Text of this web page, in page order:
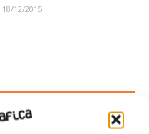
18/12/2015